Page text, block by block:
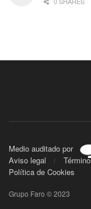
Medio auditado por
Aviso legal
Política de Cookies
Grupo Faro © 2023